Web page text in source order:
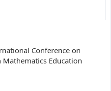
Conference on
Education